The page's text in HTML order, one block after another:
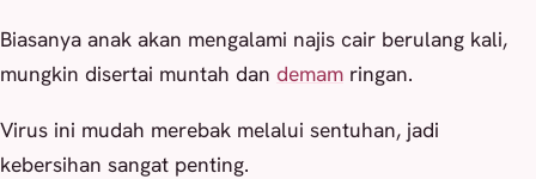
Biasanya anak akan mengalami najis cair berulang kali,
mungkin disertai muntah dan demam ringan.
Virus ini mudah merebak melalui sentuhan, jadi
kebersihan sangat penting.